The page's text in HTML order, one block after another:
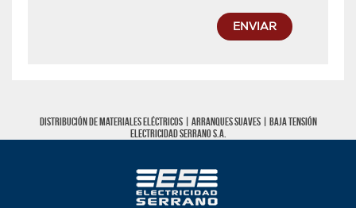
ENVIAR
Distribución de materiales eléctricos | Arranques Suaves| Baja tensión
Electricidad Serrano S.A.